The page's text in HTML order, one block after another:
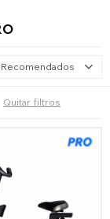
Recomendados
Quitar filtros